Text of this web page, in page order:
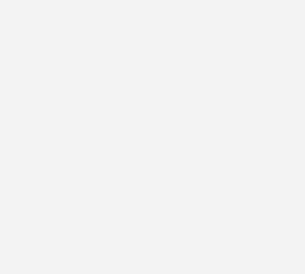
zeichnen sich die M-Pure-
ein stilvolles schwarz-mattes Design
sind sie mit Wiser und PlusLink